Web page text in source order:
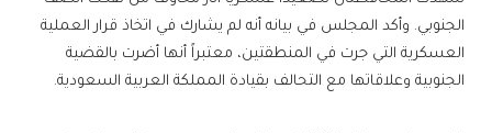
الجنوبي. وأكد المجلس في بيانه أنه لم يشارك في اتخاذ قرار العملية
العسكرية التي جرت في المنطقتين، معتبراً أنها أضرت بالقضية
الجنوبية وعلاقاتها مع التحالف بقيادة المملكة العربية السعودية.